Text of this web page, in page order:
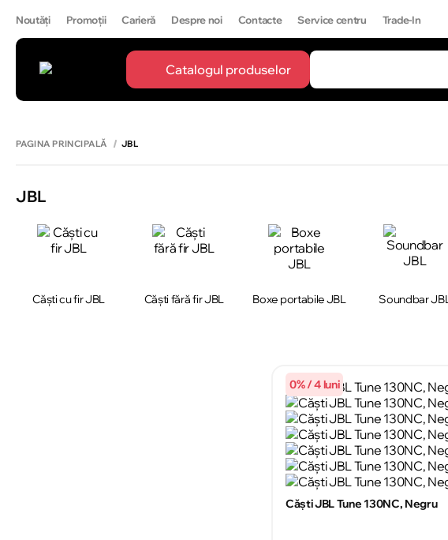
Noutăți Promoții Carieră Despre noi Contacte Service centru Trade-In
Catalogul produselor
PAGINA PRINCIPALĂ JBL
JBL
Căști cu fir JBL Căști fără fir JBL Boxe portabile JBL Soundbar JBL
0% / 4 luni
Căști JBL Tune 130NC, Negru